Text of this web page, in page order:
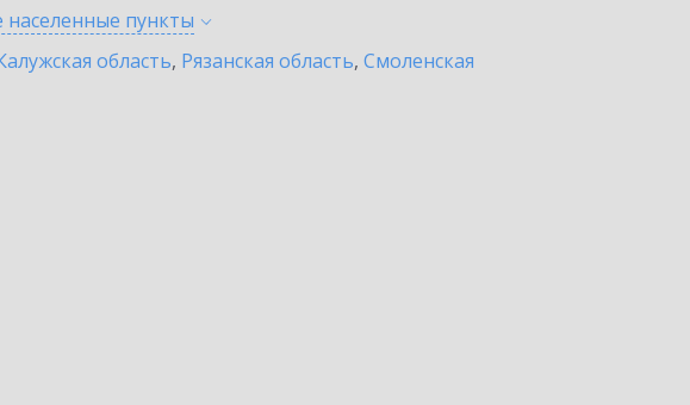
населенные пункты
область, Рязанская область, Смоленская